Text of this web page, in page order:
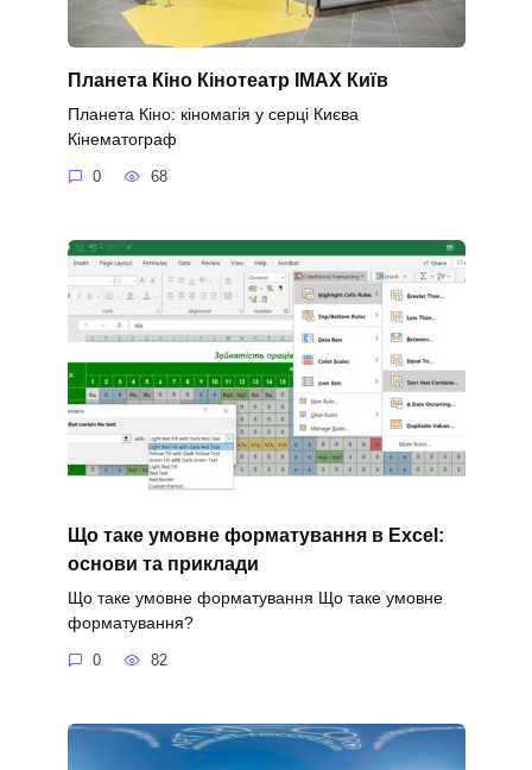
Планета Кіно Кінотеатр IMAX Київ
Планета Кіно: кіномагія у серці Києва
Кінематограф
0 68
Що таке умовне форматування в Excel:
основи та приклади
Що таке умовне форматування Що таке умовне
форматування?
0 82